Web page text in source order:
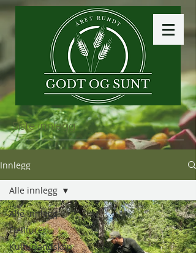
Siste innlegg
Innlegg
Alle innlegg
Fjellturer
Kulturlandskap
Alle innlegg